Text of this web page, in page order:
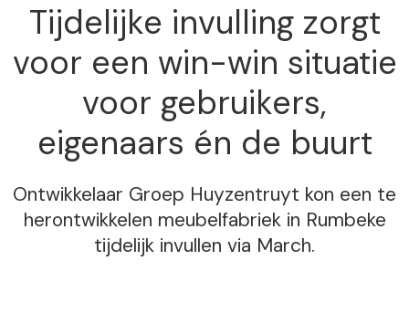
Tijdelijke invulling zorgt
voor een win-win situatie
voor gebruikers,
eigenaars én de buurt
Ontwikkelaar Groep Huyzentruyt kon een te
herontwikkelen meubelfabriek in Rumbeke
tijdelijk invullen via March.